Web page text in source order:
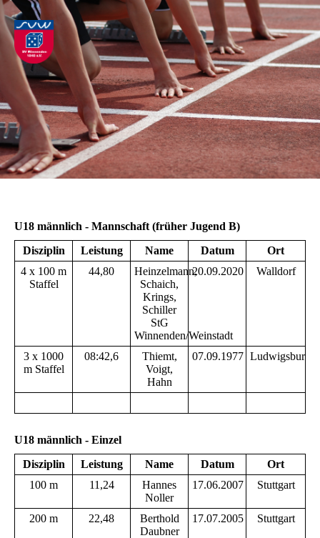
U18 männlich - Mannschaft (früher Jugend B)
Disziplin
Leistung Name Datum
Ort
4 x 100 m
Staffel
44,80
Heinzelmann,
Schaich,
Krings,
Schiller
StG
Winnenden/Weinstadt
20.09.2020 Walldorf
3 x 1000
m Staffel
08:42,6
Thiemt,
Voigt,
Hahn
07.09.1977 Ludwigsburg
U18 männlich - Einzel
Disziplin
Leistung Name Datum
Ort
100 m
11,24
Hannes
Noller
17.06.2007 Stuttgart
200 m 22,48
Berthold
Daubner
17.07.2005 Stuttgart